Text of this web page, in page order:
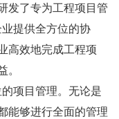
发了专为工程项目管
提供全方位的协
高效地完成工程项
。
项目管理。无论是
能够进行全面的管理